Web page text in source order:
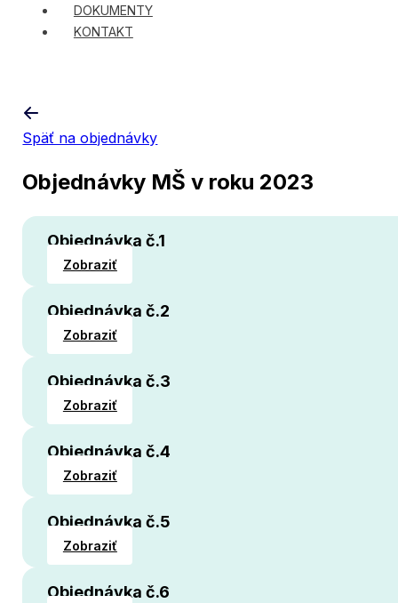
DOKUMENTY
KONTAKT
Späť na objednávky
Objednávky MŠ v roku 2023
Objednávka č.1
Zobraziť
Objednávka č.2
Zobraziť
Objednávka č.3
Zobraziť
Objednávka č.4
Zobraziť
Objednávka č.5
Zobraziť
Objednávka č.6